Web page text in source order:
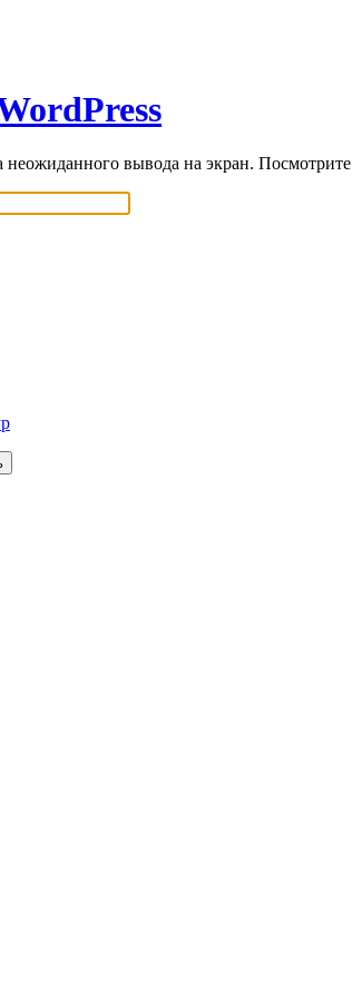
неожиданного вывода на экран. Посмотрите